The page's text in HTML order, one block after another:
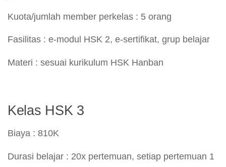
Kuota/jumlah member perkelas : 5 orang
Fasilitas : e-modul HSK 2, e-sertifikat, grup belajar
Materi : sesuai kurikulum HSK Hanban
Kelas HSK 3
Biaya : 810K
Durasi belajar : 20x pertemuan, setiap pertemuan 1